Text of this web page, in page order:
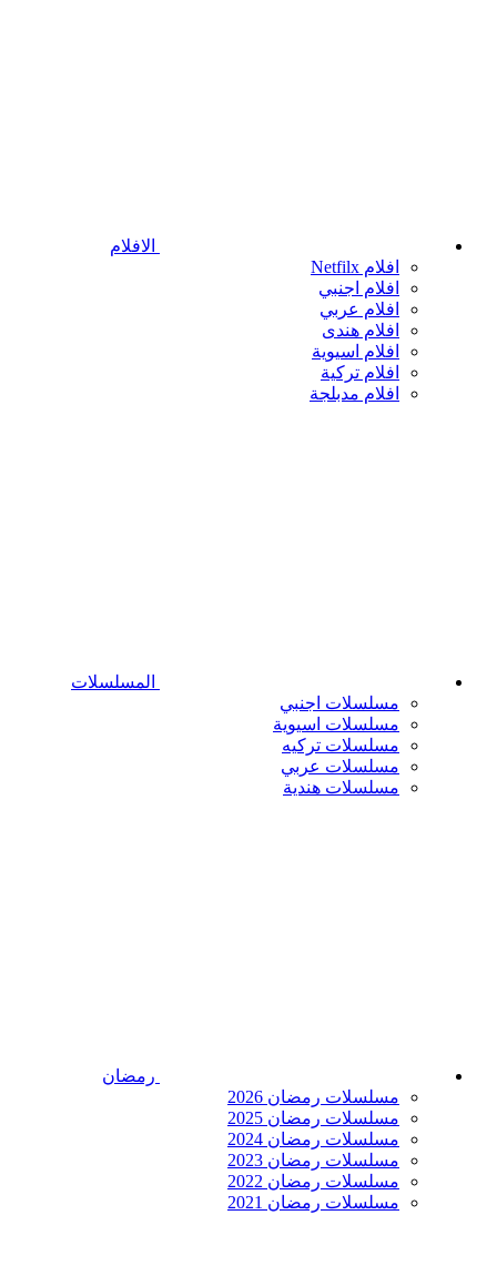
الافلام
افلام Netfilx
افلام اجنبي
افلام عربي
افلام هندى
افلام اسيوية
افلام تركية
افلام مدبلجة
المسلسلات
مسلسلات اجنبي
مسلسلات اسيوية
مسلسلات تركيه
مسلسلات عربي
مسلسلات هندية
رمضان
مسلسلات رمضان 2026
مسلسلات رمضان 2025
مسلسلات رمضان 2024
مسلسلات رمضان 2023
مسلسلات رمضان 2022
مسلسلات رمضان 2021